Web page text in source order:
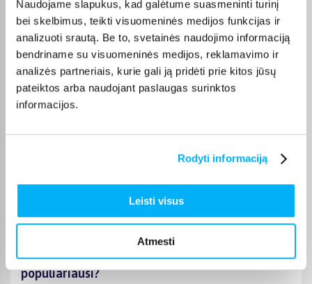
Naudojame slapukus, kad galėtume suasmeninti turinį
bei skelbimus, teikti visuomeninės medijos funkcijas ir
analizuoti srautą. Be to, svetainės naudojimo informaciją
bendriname su visuomeninės medijos, reklamavimo ir
analizės partneriais, kurie gali ją pridėti prie kitos jūsų
pateiktos arba naudojant paslaugas surinktos
informacijos.
Rodyti informaciją
Leisti visus
Atmesti
Pirkėjų atsiliepimai apie prekes
Vygantas G.
Geras, tvirtas - kokybiškas suoliukas.
Kokie NILS AQUA Sporto prekių priedai
kategorijoje esantys produktai šiuo metu
populiariausi?